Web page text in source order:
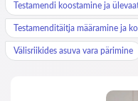
Testamendi koostamine ja
Testamenditäitja määramine ja
Välisriikides asuva vara pärimine